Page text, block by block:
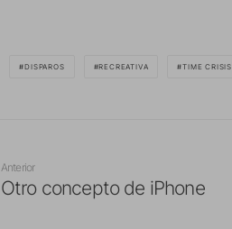
DISPAROS RECREATIVA TIME CRISIS
Anterior
Otro concepto de iPhone